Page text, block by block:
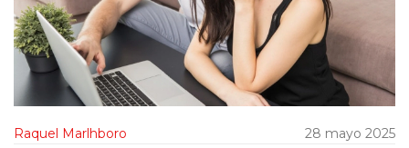
Raquel Marlhboro 28 mayo 2025